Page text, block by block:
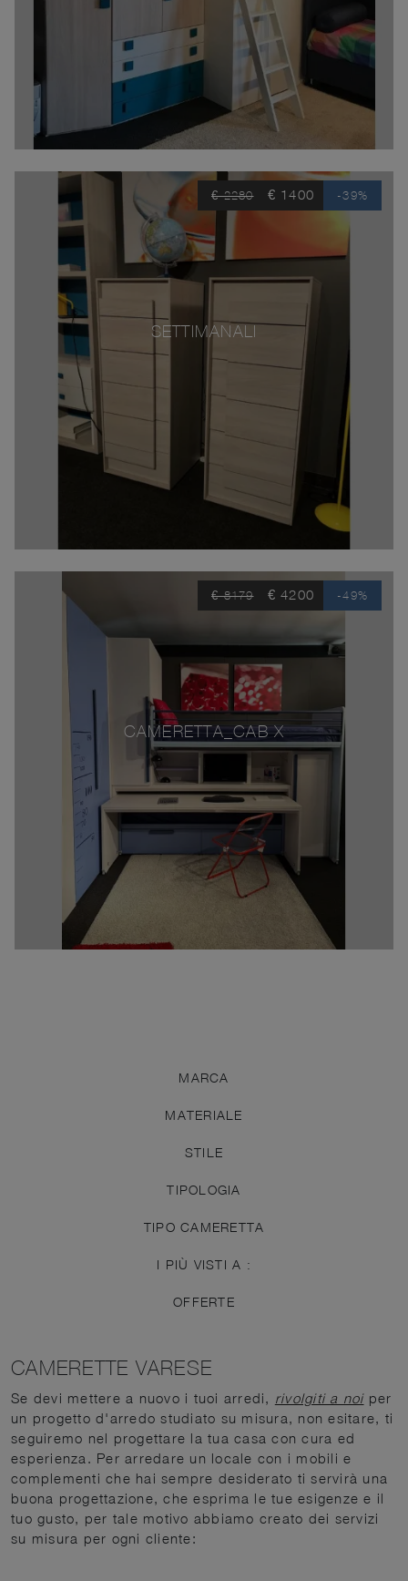
MARCA
MATERIALE
STILE
TIPOLOGIA
TIPO CAMERETTA
I PIÙ VISTI A :
OFFERTE
€ 2280 € 1400 -39%
SETTIMANALI
€ 8179 € 4200 -49%
CAMERETTA_CAB X
CAMERETTE VARESE
Se devi mettere a nuovo i tuoi arredi, rivolgiti a noiper
un progetto d'arredo studiato su misura, non esitare, ti
seguiremo nel progettare la tua casa con cura ed
esperienza. Per arredare un locale con i mobili e
complementi che hai sempre desiderato ti servirà una
buona progettazione, che esprima le tue esigenze e il
tuo gusto, per tale motivo abbiamo creato dei servizi
su misura per ogni cliente: